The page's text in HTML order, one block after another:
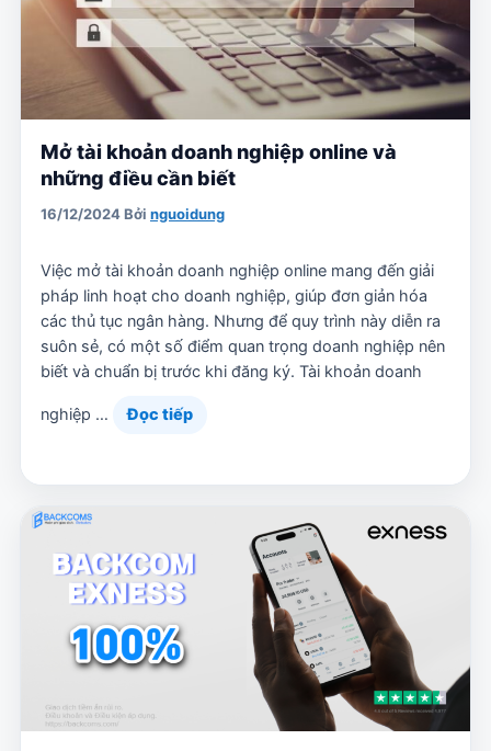
Mở tài khoản doanh nghiệp online và
những điều cần biết
16/12/2024Bởi nguoidung
Việc mở tài khoản doanh nghiệp online mang đến giải
pháp linh hoạt cho doanh nghiệp, giúp đơn giản hóa
các thủ tục ngân hàng. Nhưng để quy trình này diễn ra
suôn sẻ, có một số điểm quan trọng doanh nghiệp nên
biết và chuẩn bị trước khi đăng ký. Tài khoản doanh
nghiệp … Đọc tiếp